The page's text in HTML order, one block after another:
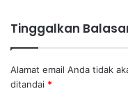
Tinggalkan
Alamat email Anda tidak
ditandai *